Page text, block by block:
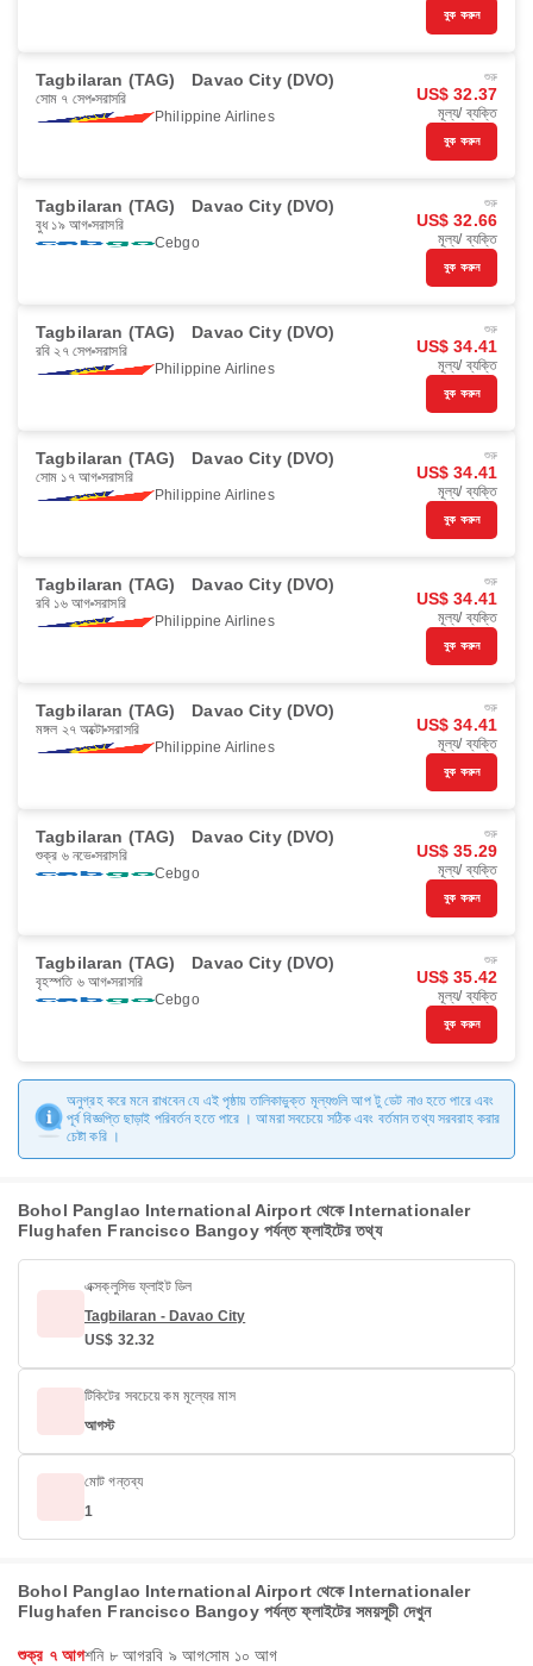
বুক করুন
Tagbilaran (TAG) Davao City (DVO)
সোম ৭ সেপ সরাসরি
Philippine Airlines
শুরু
US$ 32.37
মূল্য/ ব্যক্তি
বুক করুন
Tagbilaran (TAG) Davao City (DVO)
বুধ ১৯ আগ সরাসরি
Cebgo
শুরু
US$ 32.66
মূল্য/ ব্যক্তি
বুক করুন
Tagbilaran (TAG) Davao City (DVO)
রবি ২৭ সেপ সরাসরি
Philippine Airlines
শুরু
US$ 34.41
মূল্য/ ব্যক্তি
বুক করুন
Tagbilaran (TAG) Davao City (DVO)
সোম ১৭ আগ সরাসরি
Philippine Airlines
শুরু
US$ 34.41
মূল্য/ ব্যক্তি
বুক করুন
Tagbilaran (TAG) Davao City (DVO)
রবি ১৬ আগ সরাসরি
Philippine Airlines
শুরু
US$ 34.41
মূল্য/ ব্যক্তি
বুক করুন
Tagbilaran (TAG) Davao City (DVO)
মঙ্গল ২৭ অক্টো সরাসরি
Philippine Airlines
শুরু
US$ 34.41
মূল্য/ ব্যক্তি
বুক করুন
Tagbilaran (TAG) Davao City (DVO)
শুক্র ৬ নভে সরাসরি
Cebgo
শুরু
US$ 35.29
মূল্য/ ব্যক্তি
বুক করুন
Tagbilaran (TAG) Davao City (DVO)
বৃহস্পতি ৬ আগ সরাসরি
Cebgo
শুরু
US$ 35.42
মূল্য/ ব্যক্তি
বুক করুন
অনুগ্রহ করে মনে রাখবেন যে এই পৃষ্ঠায় তালিকাভুক্ত মূল্যগুলি আপ টু ডেট নাও হতে পারে এবং
পূর্ব বিজ্ঞপ্তি ছাড়াই পরিবর্তন হতে পারে । আমরা সবচেয়ে সঠিক এবং বর্তমান তথ্য সরবরাহ করার
চেষ্টা করি ।
Bohol Panglao International Airport থেকে Internationaler
Flughafen Francisco Bangoy পর্যন্ত ফ্লাইটের তথ্য
এক্সক্লুসিভ ফ্লাইট ডিল
Tagbilaran - Davao City
US$ 32.32
টিকিটের সবচেয়ে কম মূল্যের মাস
আগস্ট
মোট গন্তব্য
1
Bohol Panglao International Airport থেকে Internationaler
Flughafen Francisco Bangoy পর্যন্ত ফ্লাইটের সময়সূচী দেখুন
শুক্র ৭ আগশনি ৮ আগরবি ৯ আগসোম ১০ আগ